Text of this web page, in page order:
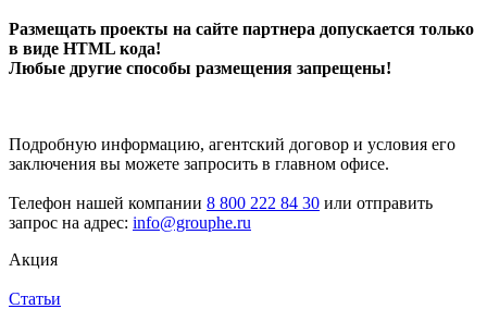
Размещать проекты на сайте партнера допускается только
в виде HTML кода!
Любые другие способы размещения запрещены!
Подробную информацию, агентский договор и условия его
заключения вы можете запросить в главном офисе.
Телефон нашей компании 8 800 222 84 30 или отправить
запрос на адрес: info@grouphe.ru
Акция
Статьи